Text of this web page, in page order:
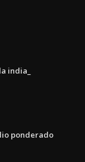
india_
ponderado